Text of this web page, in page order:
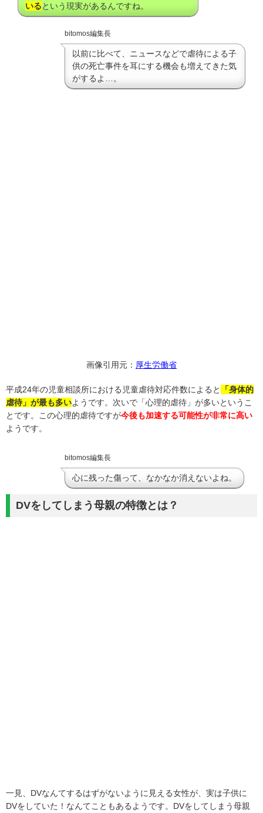
いるという現実があるんですね。
bitomos編集長
以前に比べて、ニュースなどで虐待による子
供の死亡事件を耳にする機会も増えてきた気
がするよ…。
画像引用元： 厚生労働省
平成24年の児童相談所における児童虐待対応件数によると
「身体的
虐待」が最も多いようです。次いで「心理的虐待」が多いというこ
とです。この心理的虐待ですが今後も加速する可能性が非常に高い
ようです。
bitomos編集長
心に残った傷って、なかなか消えないよね。
DVをしてしまう母親の特徴とは？
一見、DVなんてするはずがないように見える女性が、実は子供に
DVをしていた！なんてこともあるようです。DVをしてしまう母親